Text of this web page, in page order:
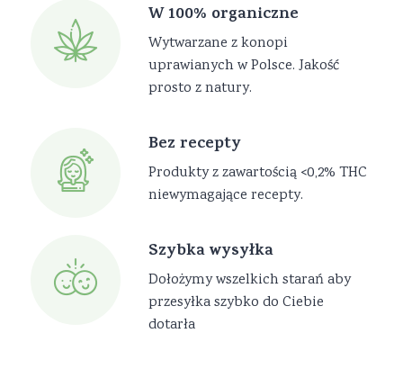
W 100% organiczne
Wytwarzane z konopi
uprawianych w Polsce. Jakość
prosto z natury.
Bez recepty
Produkty z zawartością <0,2% THC
niewymagające recepty.
Szybka wysyłka
Dołożymy wszelkich starań aby
przesyłka szybko do Ciebie
dotarła